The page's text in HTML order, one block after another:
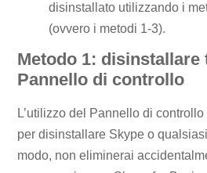
disinstallato utilizzando i
(ovvero i metodi 1-3).
Metodo 1: disinstallare
Pannello di controllo
L’utilizzo del Pannello di
per disinstallare Skype o
modo, non eliminerai